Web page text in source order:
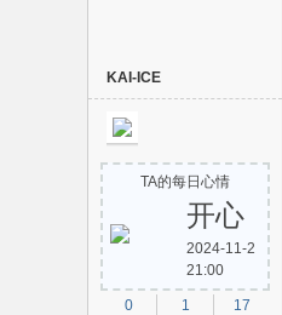
KAI-ICE
TA的每日心情
开心
2024-11-2
21:00
0
1
17